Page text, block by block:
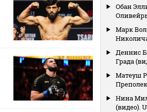
Обан
Марк
Деннис
Града
Матеуш
Нина
(видео).